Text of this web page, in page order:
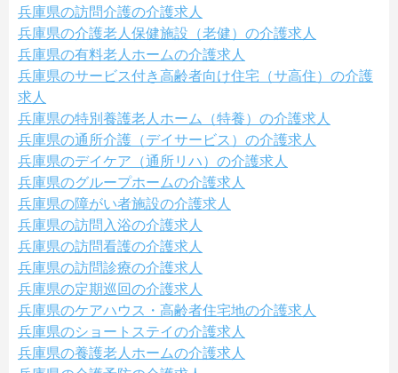
兵庫県の訪問介護の介護求人
兵庫県の介護老人保健施設（老健）の介護求人
兵庫県の有料老人ホームの介護求人
兵庫県のサービス付き高齢者向け住宅（サ高住）の介護
求人
兵庫県の特別養護老人ホーム（特養）の介護求人
兵庫県の通所介護（デイサービス）の介護求人
兵庫県のデイケア（通所リハ）の介護求人
兵庫県のグループホームの介護求人
兵庫県の障がい者施設の介護求人
兵庫県の訪問入浴の介護求人
兵庫県の訪問看護の介護求人
兵庫県の訪問診療の介護求人
兵庫県の定期巡回の介護求人
兵庫県のケアハウス・高齢者住宅地の介護求人
兵庫県のショートステイの介護求人
兵庫県の養護老人ホームの介護求人